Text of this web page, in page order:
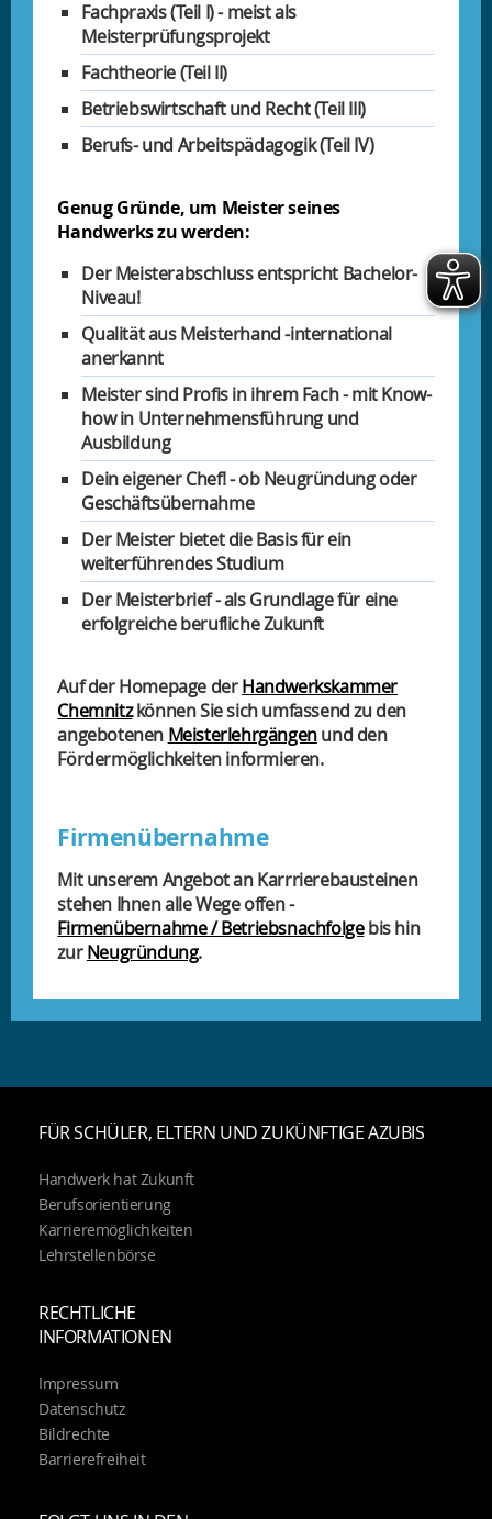
Fachpraxis (Teil I) - meist als
Meisterprüfungsprojekt
Fachtheorie (Teil II)
Betriebswirtschaft und Recht (Teil III)
Berufs- und Arbeitspädagogik (Teil IV)
Genug Gründe, um Meister seines
Handwerks zu werden:
Der Meisterabschluss entspricht Bachelor-
Niveau!
Qualität aus Meisterhand -international
anerkannt
Meister sind Profis in ihrem Fach - mit Know-
how in Unternehmensführung und
Ausbildung
Dein eigener Chef! - ob Neugründung oder
Geschäftsübernahme
Der Meister bietet die Basis für ein
weiterführendes Studium
Der Meisterbrief - als Grundlage für eine
erfolgreiche berufliche Zukunft
Auf der Homepage derHandwerkskammer
Chemnitzkönnen Sie sich umfassend zu den
angebotenen Meisterlehrgängenund den
Fördermöglichkeiten informieren.
Firmenübernahme
Mit unserem Angebot an Karrrierebausteinen
stehen Ihnen alle Wege offen -
Firmenübernahme / Betriebsnachfolgebis hin
zurNeugründung.
FÜR SCHÜLER, ELTERN UND ZUKÜNFTIGE AZUBIS
Handwerk hat Zukunft
Berufsorientierung
Karrieremöglichkeiten
Lehrstellenbörse
RECHTLICHE
INFORMATIONEN
Impressum
Datenschutz
Bildrechte
Barrierefreiheit